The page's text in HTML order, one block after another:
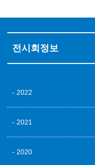
전시회정보
2022
2021
2020